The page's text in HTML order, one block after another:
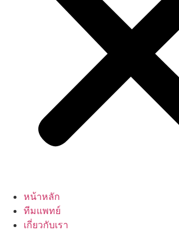
หน้าหลัก
ทีมแพทย์
เกี่ยวกับเรา